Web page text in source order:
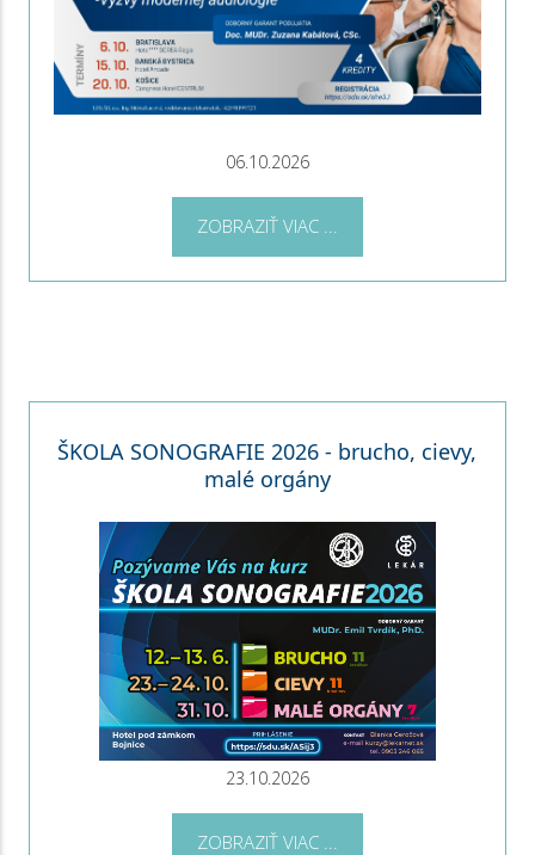
06.10.2026
ZOBRAZIŤ VIAC ...
ŠKOLA SONOGRAFIE 2026 - brucho, cievy,
malé orgány
23.10.2026
ZOBRAZIŤ VIAC ...